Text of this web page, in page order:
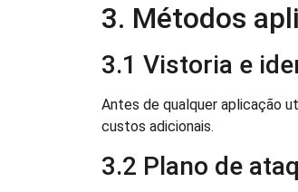
3. Métodos
3.1 Vistoria e
Antes de qualquer aplicação
custos adicionais.
3.2 Plano de